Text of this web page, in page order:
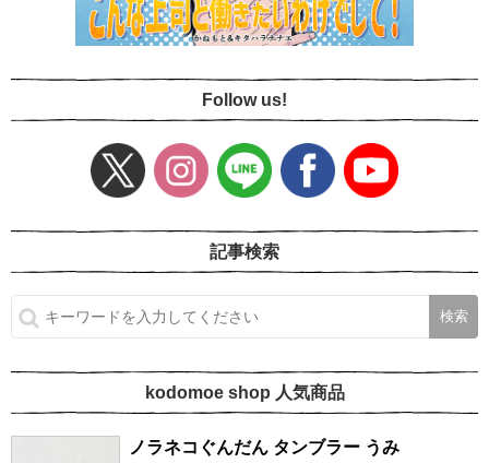
Follow us!
記事検索
kodomoe shop 人気商品
ノラネコぐんだん タンブラー うみ